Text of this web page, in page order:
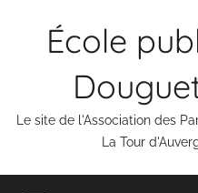
École
Le site de l'Association des
La Tour